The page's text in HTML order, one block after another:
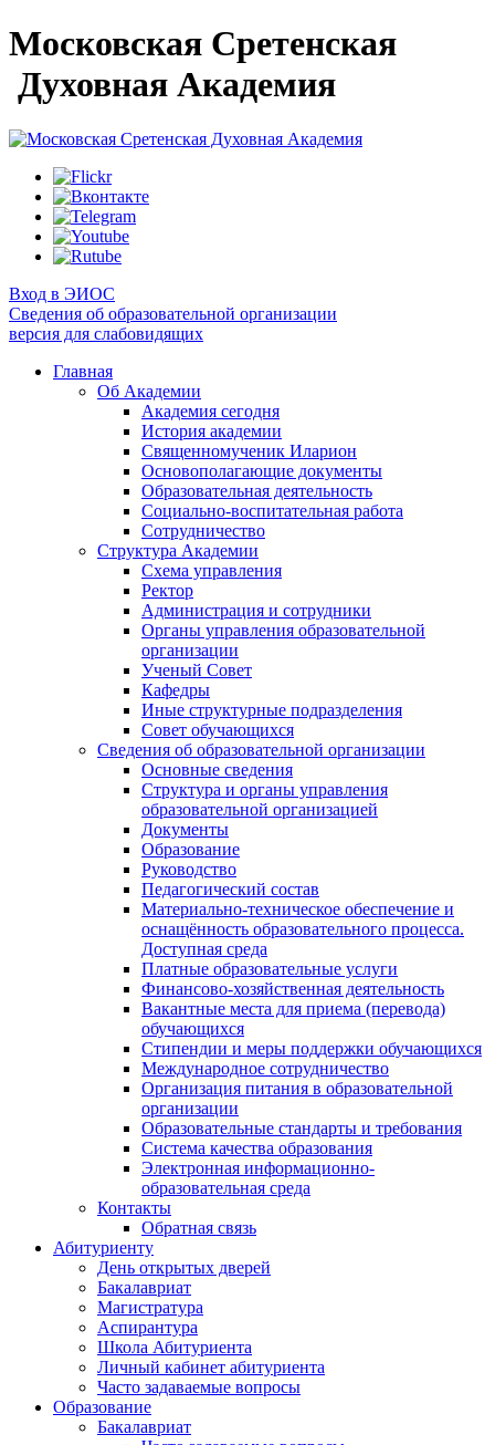
Московская Сретенская
Духовная Академия
Вход в ЭИОС
Сведения об образовательной организации
версия для слабовидящих
Главная
Об Академии
Академия сегодня
История академии
Священномученик Иларион
Основополагающие документы
Образовательная деятельность
Социально-воспитательная работа
Сотрудничество
Структура Академии
Схема управления
Ректор
Администрация и сотрудники
Органы управления образовательной
организации
Ученый Совет
Кафедры
Иные структурные подразделения
Совет обучающихся
Сведения об образовательной организации
Основные сведения
Структура и органы управления
образовательной организацией
Документы
Образование
Руководство
Педагогический состав
Материально-техническое обеспечение и
оснащённость образовательного процесса.
Доступная среда
Платные образовательные услуги
Финансово-хозяйственная деятельность
Вакантные места для приема (перевода)
обучающихся
Стипендии и меры поддержки обучающихся
Международное сотрудничество
Организация питания в образовательной
организации
Образовательные стандарты и требования
Система качества образования
Электронная информационно-
образовательная среда
Контакты
Обратная связь
Абитуриенту
День открытых дверей
Бакалавриат
Магистратура
Аспирантура
Школа Абитуриента
Личный кабинет абитуриента
Часто задаваемые вопросы
Образование
Бакалавриат